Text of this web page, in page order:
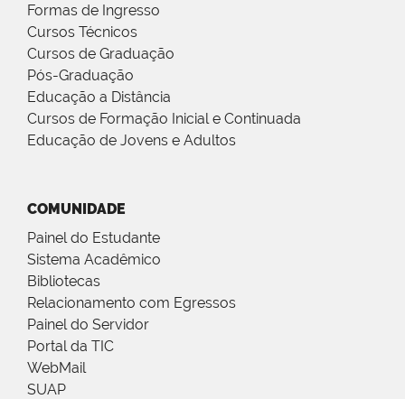
Formas de Ingresso
Cursos Técnicos
Cursos de Graduação
Pós-Graduação
Educação a Distância
Cursos de Formação Inicial e Continuada
Educação de Jovens e Adultos
COMUNIDADE
Painel do Estudante
Sistema Acadêmico
Bibliotecas
Relacionamento com Egressos
Painel do Servidor
Portal da TIC
WebMail
SUAP